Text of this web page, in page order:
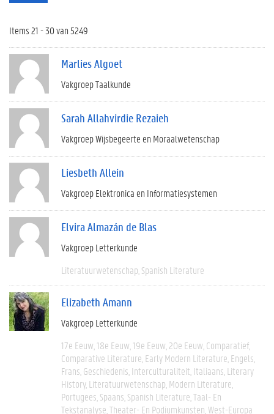
Items 21 - 30 van 5249
Marlies Algoet
Vakgroep Taalkunde
Sarah Allahvirdie Rezaieh
Vakgroep Wijsbegeerte en Moraalwetenschap
Liesbeth Allein
Vakgroep Elektronica en Informatiesystemen
Elvira Almazán de Blas
Vakgroep Letterkunde
Literatuurwetenschap Spanish Literature
Elizabeth Amann
Vakgroep Letterkunde
17e Eeuw 18e Eeuw 19e Eeuw 20e Eeuw Comparatief
Comparative Literature Early Modern Literature Engels
Frans Geschiedenis Interculturaliteit Italiaans Literary
History Literatuurwetenschap Modern Literature
Portugees Spaans Spanish Literature Taal- En
Tekstanalyse Theater- En Podiumkunsten West-Europa